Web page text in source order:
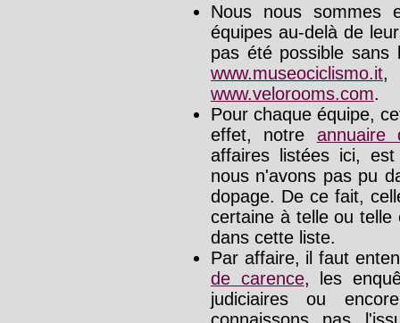
Nous nous sommes
équipes au-delà de
pas été possible sans
www.museociclismo.it
www.velorooms.com.
Pour chaque équipe,
effet, notre annuaire
affaires listées ici,
nous n'avons pas pu
dopage. De ce fait,
certaine à telle ou telle
dans cette liste.
Par affaire, il faut
de carence, les
judiciaires ou